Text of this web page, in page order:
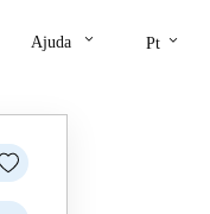
Ajuda keyboard_arrow_down Pt keyboard_arrow_down